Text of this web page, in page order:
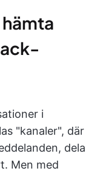
i
"kanaler", där
dela
Men med